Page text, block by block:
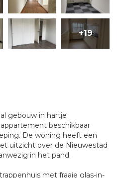
+19
gebouw in hartje
beschikbaar
De woning heeft een
uitzicht over de Nieuwestad
in het pand.
met fraaie glas-in-